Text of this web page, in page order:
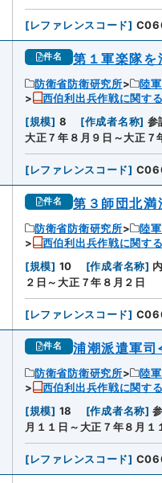
[レファレンスコード]
件名 第１軍楽隊
防衛省防衛研究所 陸
西伯利出兵作戦に関
[規模] 8 [作成者名称] 参
大正７年８月９日～大正７
[レファレンスコード]
件名 第３師団北満
防衛省防衛研究所 陸
西伯利出兵作戦に関
[規模] 10 [作成者名称]
２日～大正７年８月２日
[レファレンスコード]
件名 浦潮派遣軍
防衛省防衛研究所 陸
西伯利出兵作戦に関
[規模] 18 [作成者名称]
月１１日～大正７年８月１
[レファレンスコード]